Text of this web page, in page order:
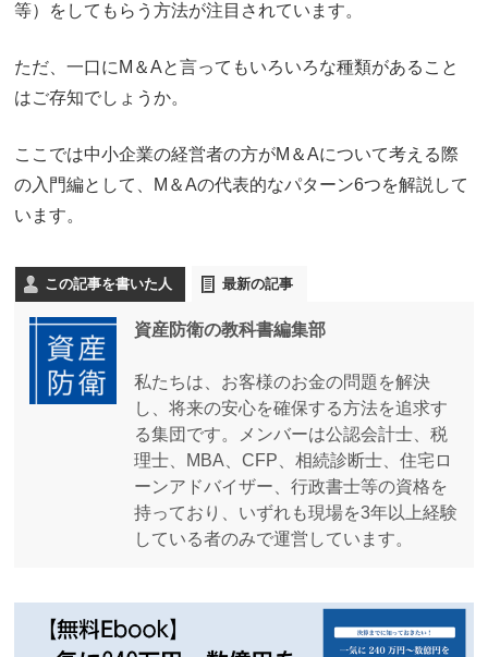
等）をしてもらう方法が注目されています。
ただ、一口にM＆Aと言ってもいろいろな種類があること
はご存知でしょうか。
ここでは中小企業の経営者の方がM＆Aについて考える際
の入門編として、M＆Aの代表的なパターン6つを解説して
います。
この記事を書いた人 最新の記事
資産防衛の教科書編集部
私たちは、お客様のお金の問題を解決
し、将来の安心を確保する方法を追求す
る集団です。メンバーは公認会計士、税
理士、MBA、CFP、相続診断士、住宅ロ
ーンアドバイザー、行政書士等の資格を
持っており、いずれも現場を3年以上経験
している者のみで運営しています。